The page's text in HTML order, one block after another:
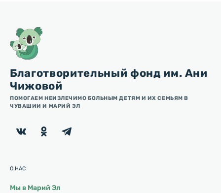
Благотворительный фонд им. Ани
Чижовой
ПОМОГАЕМ НЕИЗЛЕЧИМО БОЛЬНЫМ ДЕТЯМ И ИХ СЕМЬЯМ В
ЧУВАШИИ И МАРИЙ ЭЛ
О НАС
Мы в Марий Эл